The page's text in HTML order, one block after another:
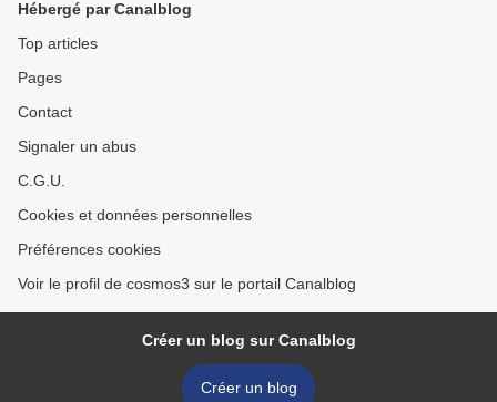
Hébergé par Canalblog
Top articles
Pages
Contact
Signaler un abus
C.G.U.
Cookies et données personnelles
Préférences cookies
Voir le profil de cosmos3 sur le portail Canalblog
Créer un blog sur Canalblog
Créer un blog